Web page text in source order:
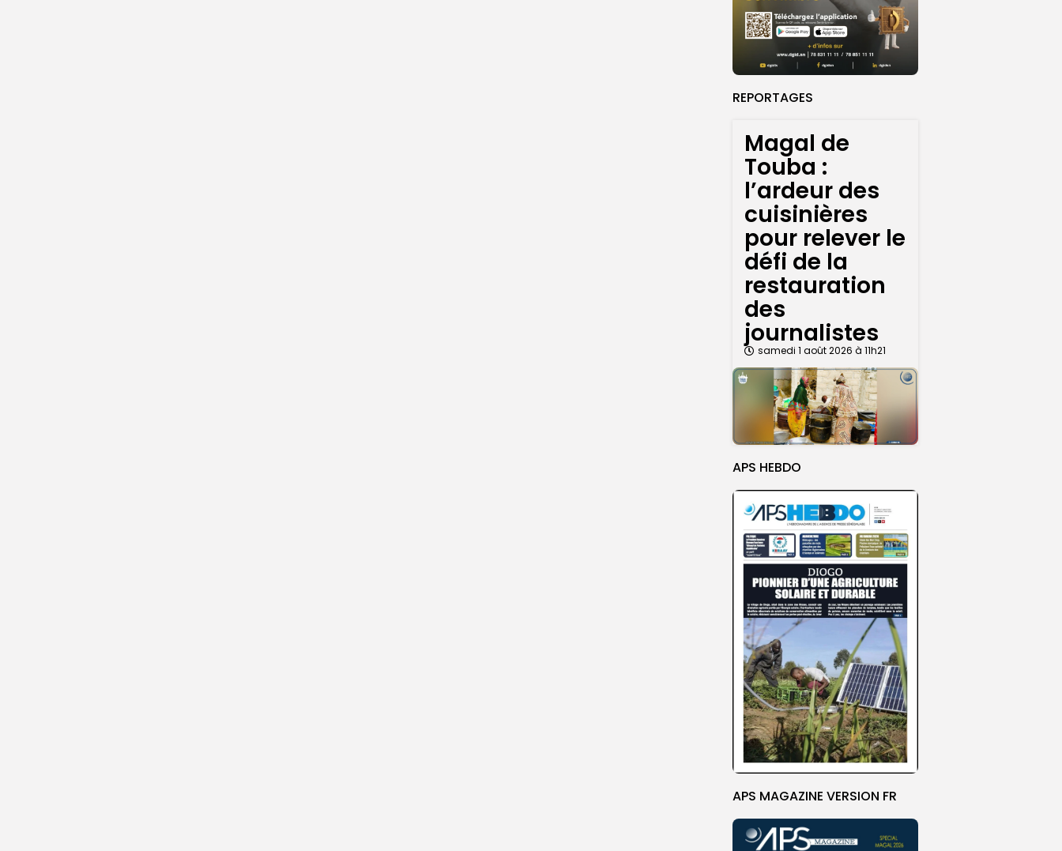
REPORTAGES
Magal de
Touba :
l’ardeur des
cuisinières
pour relever le
défi de la
restauration
des
journalistes
samedi 1 août 2026 à 11h21
APS HEBDO
APS MAGAZINE VERSION FR